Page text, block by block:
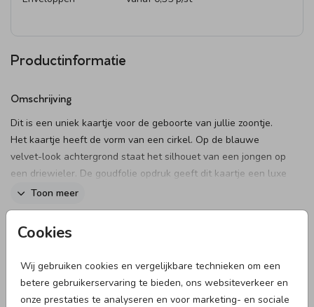
Cookies
Wij gebruiken cookies en vergelijkbare technieken om een
betere gebruikerservaring te bieden, ons websiteverkeer en
onze prestaties te analyseren en voor marketing- en sociale
Productinformatie
Omschrijving
Dit is een uniek kaartje voor de geboorte van jullie zoontje.
Het kaartje heeft de vorm van een cirkel. Op de blauwe
velvet-look achtergrond staat het silhouet van een jongen op
een driewieler. De goudfolie opdruk geeft dit kaartje een luxe
uitstraling. Pas het kaartje naar wens aan in onze online
editor en bestel snel een proefdruk om dit kaartje in het echt
te zien!
uur besteld = de volgende werkdag gedrukt en verzonden.
Toon meer
Designer
Collectie